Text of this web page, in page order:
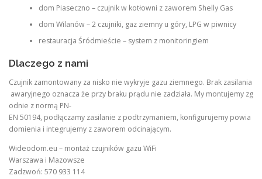
dom Piaseczno – czujnik w kotłowni z zaworem Shelly Gas
dom Wilanów – 2 czujniki, gaz ziemny u góry, LPG w piwnicy
restauracja Śródmieście – system z monitoringiem
Dlaczego z nami
Czujnik zamontowany za nisko nie wykryje gazu ziemnego. Brak zasilania
awaryjnego oznacza że przy braku prądu nie zadziała. My montujemy zg
odnie z normą PN-
EN 50194, podłączamy zasilanie z podtrzymaniem, konfigurujemy powia
domienia i integrujemy z zaworem odcinającym.
Wideodom.eu – montaż czujników gazu WiFi
Warszawa i Mazowsze
Zadzwoń: 570 933 114